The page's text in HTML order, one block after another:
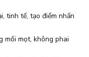
tinh tế, tạo điểm nhấn
mối mọt, không phai